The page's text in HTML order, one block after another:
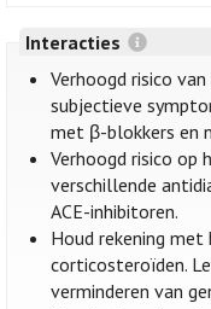
Interacties
Verhoogd risico
subjectieve
met β-blokkers en
Verhoogd risico op
verschillende
ACE-inhibitoren.
Houd rekening
corticosteroïden.
verminderen van